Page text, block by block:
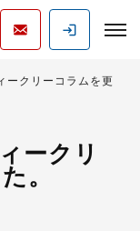
ークリーコラムを更
ークリ
。